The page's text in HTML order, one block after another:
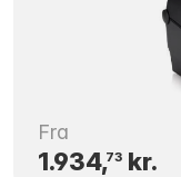
Fra
1.934,73kr.